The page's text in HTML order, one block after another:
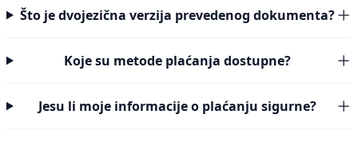
Što je dvojezična verzija prevedenog dokumenta?
Koje su metode plaćanja dostupne?
Jesu li moje informacije o plaćanju sigurne?